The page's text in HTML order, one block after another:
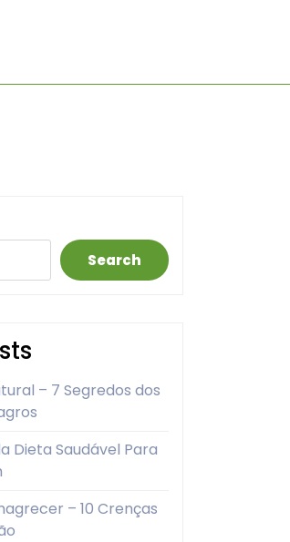
Search
– 7 Segredos dos
Dieta Saudável Para
– 10 Crenças